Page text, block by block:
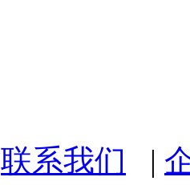
联系我们 |